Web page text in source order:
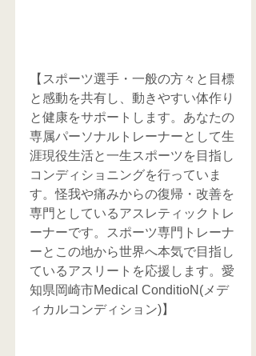
【スポーツ選手・一般の方々と目標
と感動を共有し、動きやすい体作り
と健康をサポートします。あなたの
専属パーソナルトレーナーとして生
涯現役生活と一生スポーツを目指し
コンディショニングを行っていま
す。怪我や痛みからの復帰・改善を
専門としているアスレティックトレ
ーナーです。スポーツ専門トレーナ
ーとこの地から世界へ本気で目指し
ているアスリートを応援します。愛
知県岡崎市Medical ConditioN(メデ
ィカルコンディション)】